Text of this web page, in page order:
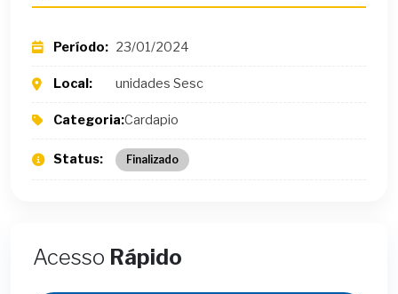
Período: 23/01/2024
Local: unidades Sesc
Categoria:Cardapio
Status: Finalizado
Acesso Rápido